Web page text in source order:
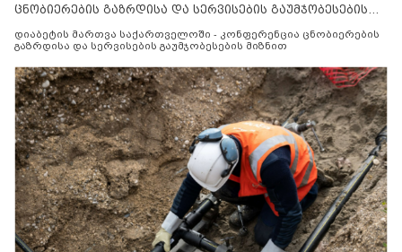
ცნობიერების გაზრდისა და სერვისების გაუმჯობესების
დიაბეტის მართვა საქართველოში - კონფერენცია ცნობიერების
გაზრდისა და სერვისების გაუმჯობესების მიზნით